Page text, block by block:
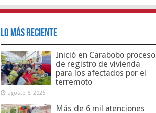
Lo Más Reciente
Inició en Carabobo proceso
de registro de vivienda
para los afectados por el
terremoto
agosto 6, 2026
Más de 6 mil atenciones